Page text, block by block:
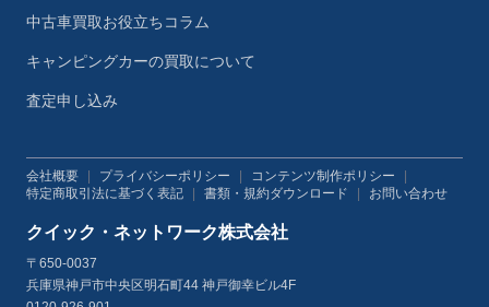
中古車買取お役立ちコラム
キャンピングカーの買取について
査定申し込み
会社概要 プライバシーポリシー コンテンツ制作ポリシー
特定商取引法に基づく表記
書類・規約ダウンロード お問い合わせ
クイック・ネットワーク株式会社
〒650-0037
兵庫県神戸市中央区明石町44 神戸御幸ビル4F